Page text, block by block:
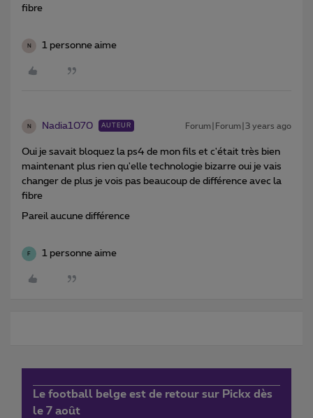
fibre
N 1 personne aime
N Nadia1070 AUTEUR Forum|Forum|3 years ago
Oui je savait bloquez la ps4 de mon fils et c'était très bien
maintenant plus rien qu'elle technologie bizarre oui je vais
changer de plus je vois pas beaucoup de différence avec la
fibre
Pareil aucune différence
F 1 personne aime
Le football belge est de retour sur Pickx dès
le 7 août